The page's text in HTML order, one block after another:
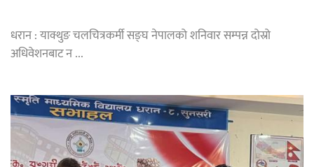
धरान : याक्थुङ चलचित्रकर्मी सङ्घ नेपालको शनिवार सम्पन्न दोस्रो
अधिवेशनबाट न ...